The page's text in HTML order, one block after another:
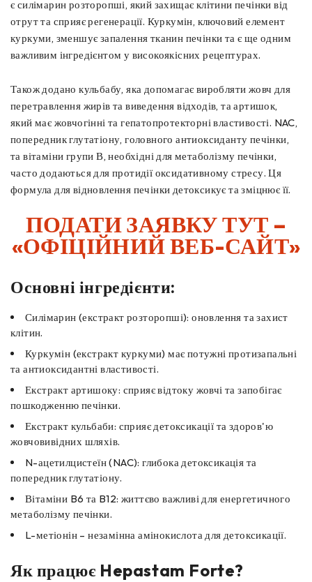
є силімарин розторопші, який захищає клітини печінки від
отрут та сприяє регенерації. Куркумін, ключовий елемент
куркуми, зменшує запалення тканин печінки та є ще одним
важливим інгредієнтом у високоякісних рецептурах.
Також додано кульбабу, яка допомагає виробляти жовч для
перетравлення жирів та виведення відходів, та артишок,
який має жовчогінні та гепатопротекторні властивості. NAC,
попередник глутатіону, головного антиоксиданту печінки,
та вітаміни групи В, необхідні для метаболізму печінки,
часто додаються для протидії оксидативному стресу. Ця
формула для відновлення печінки детоксикує та зміцнює її.
ПОДАТИ ЗАЯВКУ ТУТ –
«ОФІЦІЙНИЙ ВЕБ-САЙТ»
Основні інгредієнти:
Силімарин (екстракт розторопші): оновлення та захист
клітин.
Куркумін (екстракт куркуми) має потужні протизапальні
та антиоксидантні властивості.
Екстракт артишоку: сприяє відтоку жовчі та запобігає
пошкодженню печінки.
Екстракт кульбаби: сприяє детоксикації та здоров'ю
жовчовивідних шляхів.
N-ацетилцистеїн (NAC): глибока детоксикація та
попередник глутатіону.
Вітаміни B6 та B12: життєво важливі для енергетичного
метаболізму печінки.
L-метіонін – незамінна амінокислота для детоксикації.
Як працює Hepastam Forte?